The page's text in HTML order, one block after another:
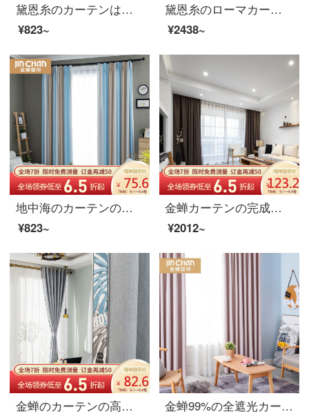
黛恩糸のカーテンは簡単に現代北欧アメリカ式の清新で純色のカーテンをつなぎ合わせます。刺繍糸のカーテンは寝室のリビングルームにあります。
¥823~
黛恩糸のローマカーテンの完成品は扇形の昇降カーテンをカスタマイズしました。リビングルームの現代中国式の簡単なカーテンを引く現代風の各平方（1.5平方から計算します。1.5平ければ1.5平価で計算します。）
¥2438~
地中海のカーテンの完成品は簡単です。現代色の織物は客間の寝室の遮光カーテンをつないでカスタマイズできます。
¥823~
金蝉カーテンの完成品は麻北欧の高遮光カーテンを模しております。防熱日よけベッドルームのカーテンはチェック麻-深褐色3メートル幅*2.7メートルの高さ-フックがあります。
¥2012~
金蝉のカーテンの高遮光北欧簡単なシェニールの端をカスタマイズして寝室の客間のカーテンの布地のベッセルの純色の金0.1メートルを補って撮影します。
金蝉99%の全遮光カーテン北欧insは簡単にカスタマイズできます。リビングルームのカーテンの布雲朗-薄いピンクの0.1メートルの写真を撮ります。